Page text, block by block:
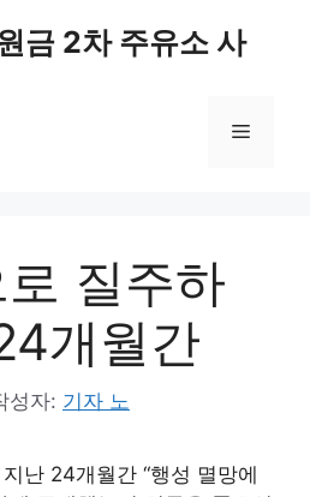
금 2차 주유소 사
메
질주하
개월간
성자: 기자 노
난 24개월간 “행성 멸망에